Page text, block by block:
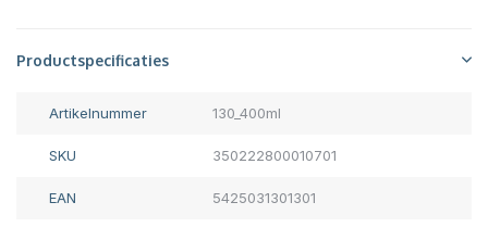
Productspecificaties
Artikelnummer 130_400ml
SKU 350222800010701
EAN 5425031301301